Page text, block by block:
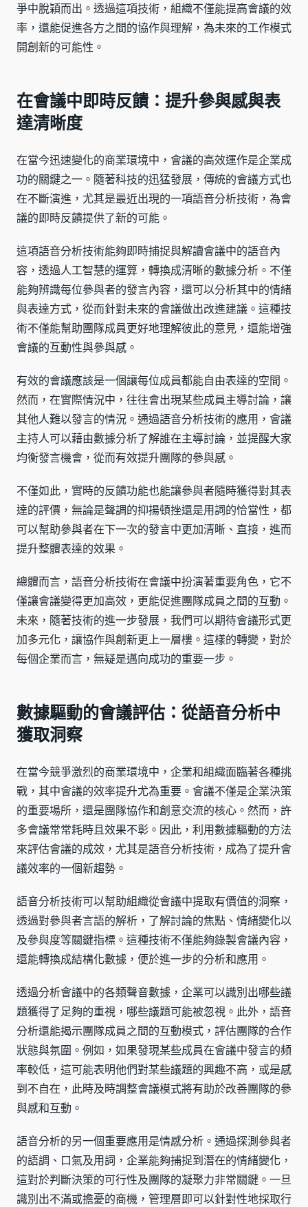
爭中脫穎而出。透過這項技術，組織不僅能提高會議的效
率，還能促進各方之間的協作與理解，為未來的工作模式
開創新的可能性。
在會議中即時反饋：提升參與感與表
達清晰度
在當今迅速變化的商業環境中，會議的高效運作是企業成
功的關鍵之一。隨著科技的迅猛發展，傳統的會議方式也
在不斷演進，尤其是最近出現的一項語音分析技術，為會
議的即時反饋提供了新的可能。
這項語音分析技術能夠即時捕捉與解讀會議中的語音內
容，透過人工智慧的運算，轉換成清晰的數據分析。不僅
能夠辨識每位參與者的發言內容，還可以分析其中的情緒
與表達方式，從而針對未來的會議做出改進建議。這種技
術不僅能幫助團隊成員更好地理解彼此的意見，還能增強
會議的互動性與參與感。
有效的會議應該是一個讓每位成員都能自由表達的空間。
然而，在實際情況中，往往會出現某些成員主導討論，讓
其他人難以發言的情況。通過語音分析技術的應用，會議
主持人可以藉由數據分析了解誰在主導討論，並提醒大家
均衡發言機會，從而有效提升團隊的參與感。
不僅如此，實時的反饋功能也能讓參與者隨時獲得對其表
達的評價，無論是聲調的抑揚頓挫還是用詞的恰當性，都
可以幫助參與者在下一次的發言中更加清晰、直接，進而
提升整體表達的效果。
總體而言，語音分析技術在會議中扮演著重要角色，它不
僅讓會議變得更加高效，更能促進團隊成員之間的互動。
未來，隨著技術的進一步發展，我們可以期待會議形式更
加多元化，讓協作與創新更上一層樓。這樣的轉變，對於
每個企業而言，無疑是邁向成功的重要一步。
數據驅動的會議評估：從語音分析中
獲取洞察
在當今競爭激烈的商業環境中，企業和組織面臨著各種挑
戰，其中會議的效率提升尤為重要。會議不僅是企業決策
的重要場所，還是團隊協作和創意交流的核心。然而，許
多會議常常耗時且效果不彰。因此，利用數據驅動的方法
來評估會議的成效，尤其是語音分析技術，成為了提升會
議效率的一個新趨勢。
語音分析技術可以幫助組織從會議中提取有價值的洞察，
透過對參與者言語的解析，了解討論的焦點、情緒變化以
及參與度等關鍵指標。這種技術不僅能夠錄製會議內容，
還能轉換成結構化數據，便於進一步的分析和應用。
透過分析會議中的各類聲音數據，企業可以識別出哪些議
題獲得了足夠的重視，哪些議題可能被忽視。此外，語音
分析還能揭示團隊成員之間的互動模式，評估團隊的合作
狀態與氛圍。例如，如果發現某些成員在會議中發言的頻
率較低，這可能表明他們對某些議題的興趣不高，或是感
到不自在，此時及時調整會議模式將有助於改善團隊的參
與感和互動。
語音分析的另一個重要應用是情感分析。通過探測參與者
的語調、口氣及用詞，企業能夠捕捉到潛在的情緒變化，
這對於判斷決策的可行性及團隊的凝聚力非常關鍵。一旦
識別出不滿或擔憂的商機，管理層即可以針對性地採取行